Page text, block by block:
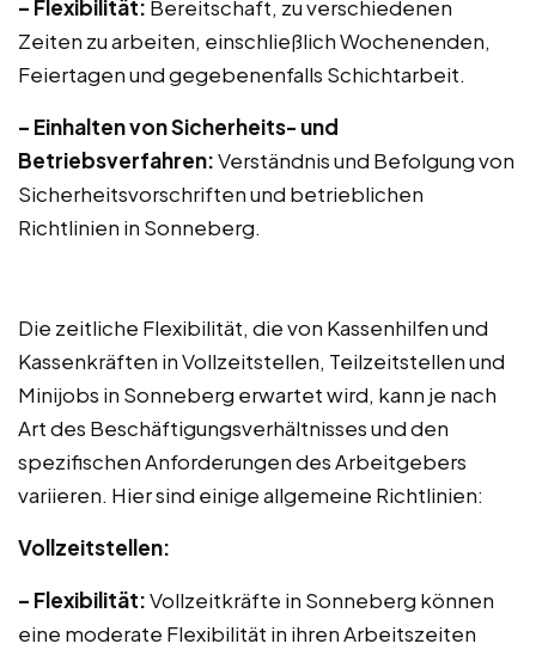
– Flexibilität: Bereitschaft, zu verschiedenen
Zeiten zu arbeiten, einschließlich Wochenenden,
Feiertagen und gegebenenfalls Schichtarbeit.
– Einhalten von Sicherheits- und
Betriebsverfahren:Verständnis und Befolgung von
Sicherheitsvorschriften und betrieblichen
Richtlinien in Sonneberg.
Die zeitliche Flexibilität, die von Kassenhilfen und
Kassenkräften in Vollzeitstellen, Teilzeitstellen und
Minijobs in Sonneberg erwartet wird, kann je nach
Art des Beschäftigungsverhältnisses und den
spezifischen Anforderungen des Arbeitgebers
variieren. Hier sind einige allgemeine Richtlinien:
Vollzeitstellen:
– Flexibilität:Vollzeitkräfte in Sonneberg können
eine moderate Flexibilität in ihren Arbeitszeiten